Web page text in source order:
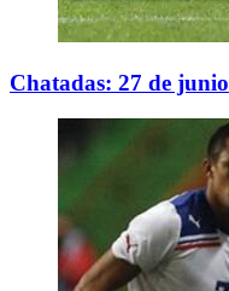
Chatadas: 27 de junio